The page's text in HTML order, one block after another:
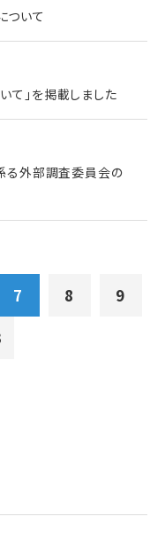
ついて
て」を掲載しました
る外部調査委員会の
7 8
9